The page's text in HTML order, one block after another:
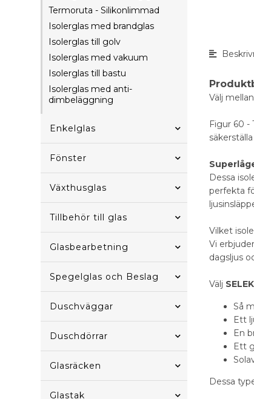
Termoruta - Silikonlimmad
Isolerglas med brandglas
Isolerglas till golv
Isolerglas med vakuum
Isolerglas till bastu
Isolerglas med anti-
dimbeläggning
Enkelglas
Fönster
Växthusglas
Tillbehör till glas
Glasbearbetning
Spegelglas och Beslag
Duschväggar
Duschdörrar
Glasräcken
Glastak
Välj
Figur 60
Dessa
perfekta
Vilket
Vi
dagsljus
Välj
Så
Ett
En
Ett
Dessa